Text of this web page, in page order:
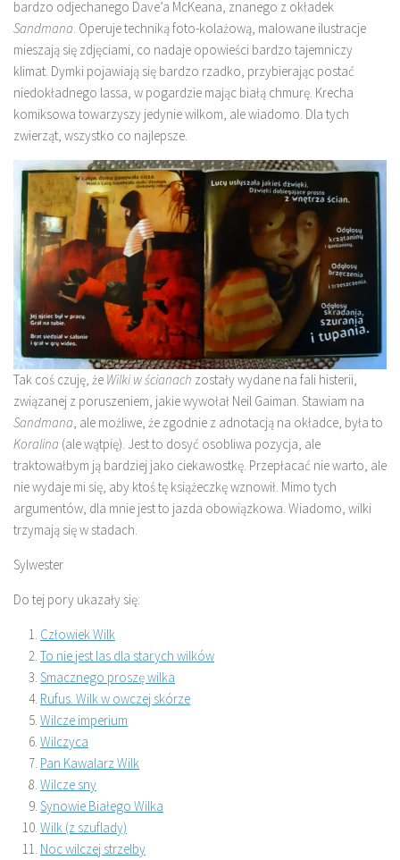
bardzo odjechanego Dave’a McKeana, znanego z okładek
Sandmana. Operuje techniką foto-kolażową, malowane ilustracje
mieszają się zdjęciami, co nadaje opowieści bardzo tajemniczy
klimat. Dymki pojawiają się bardzo rzadko, przybierając postać
niedokładnego lassa, w pogardzie mając białą chmurę. Krecha
komiksowa towarzyszy jedynie wilkom, ale wiadomo. Dla tych
zwierząt, wszystko co najlepsze.
Tak coś czuję, że Wilki w ścianach zostały wydane na fali histerii,
związanej z poruszeniem, jakie wywołał Neil Gaiman. Stawiam na
Sandmana, ale możliwe, że zgodnie z adnotacją na okładce, była to
Koralina (ale wątpię). Jest to dosyć osobliwa pozycja, ale
traktowałbym ją bardziej jako ciekawostkę. Przepłacać nie warto, ale
nie wydaje mi się, aby ktoś tę książeczkę wznowił. Mimo tych
argumentów, dla mnie jest to jazda obowiązkowa. Wiadomo, wilki
trzymają się w stadach.
Sylwester
Do tej pory ukazały się:
Człowiek Wilk
To nie jest las dla starych wilków
Smacznego proszę wilka
Rufus. Wilk w owczej skórze
Wilcze imperium
Wilczyca
Pan Kawalarz Wilk
Wilcze sny
Synowie Białego Wilka
Wilk (z szuflady)
Noc wilczej strzelby